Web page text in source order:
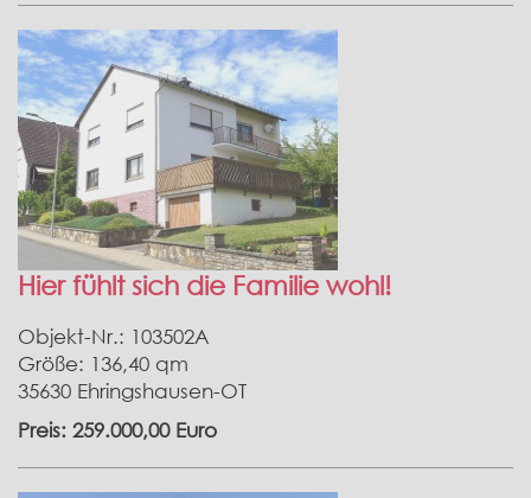
Hier fühlt sich die Familie wohl!
Objekt-Nr.: 103502A
Größe: 136,40 qm
35630 Ehringshausen-OT
Preis: 259.000,00 Euro